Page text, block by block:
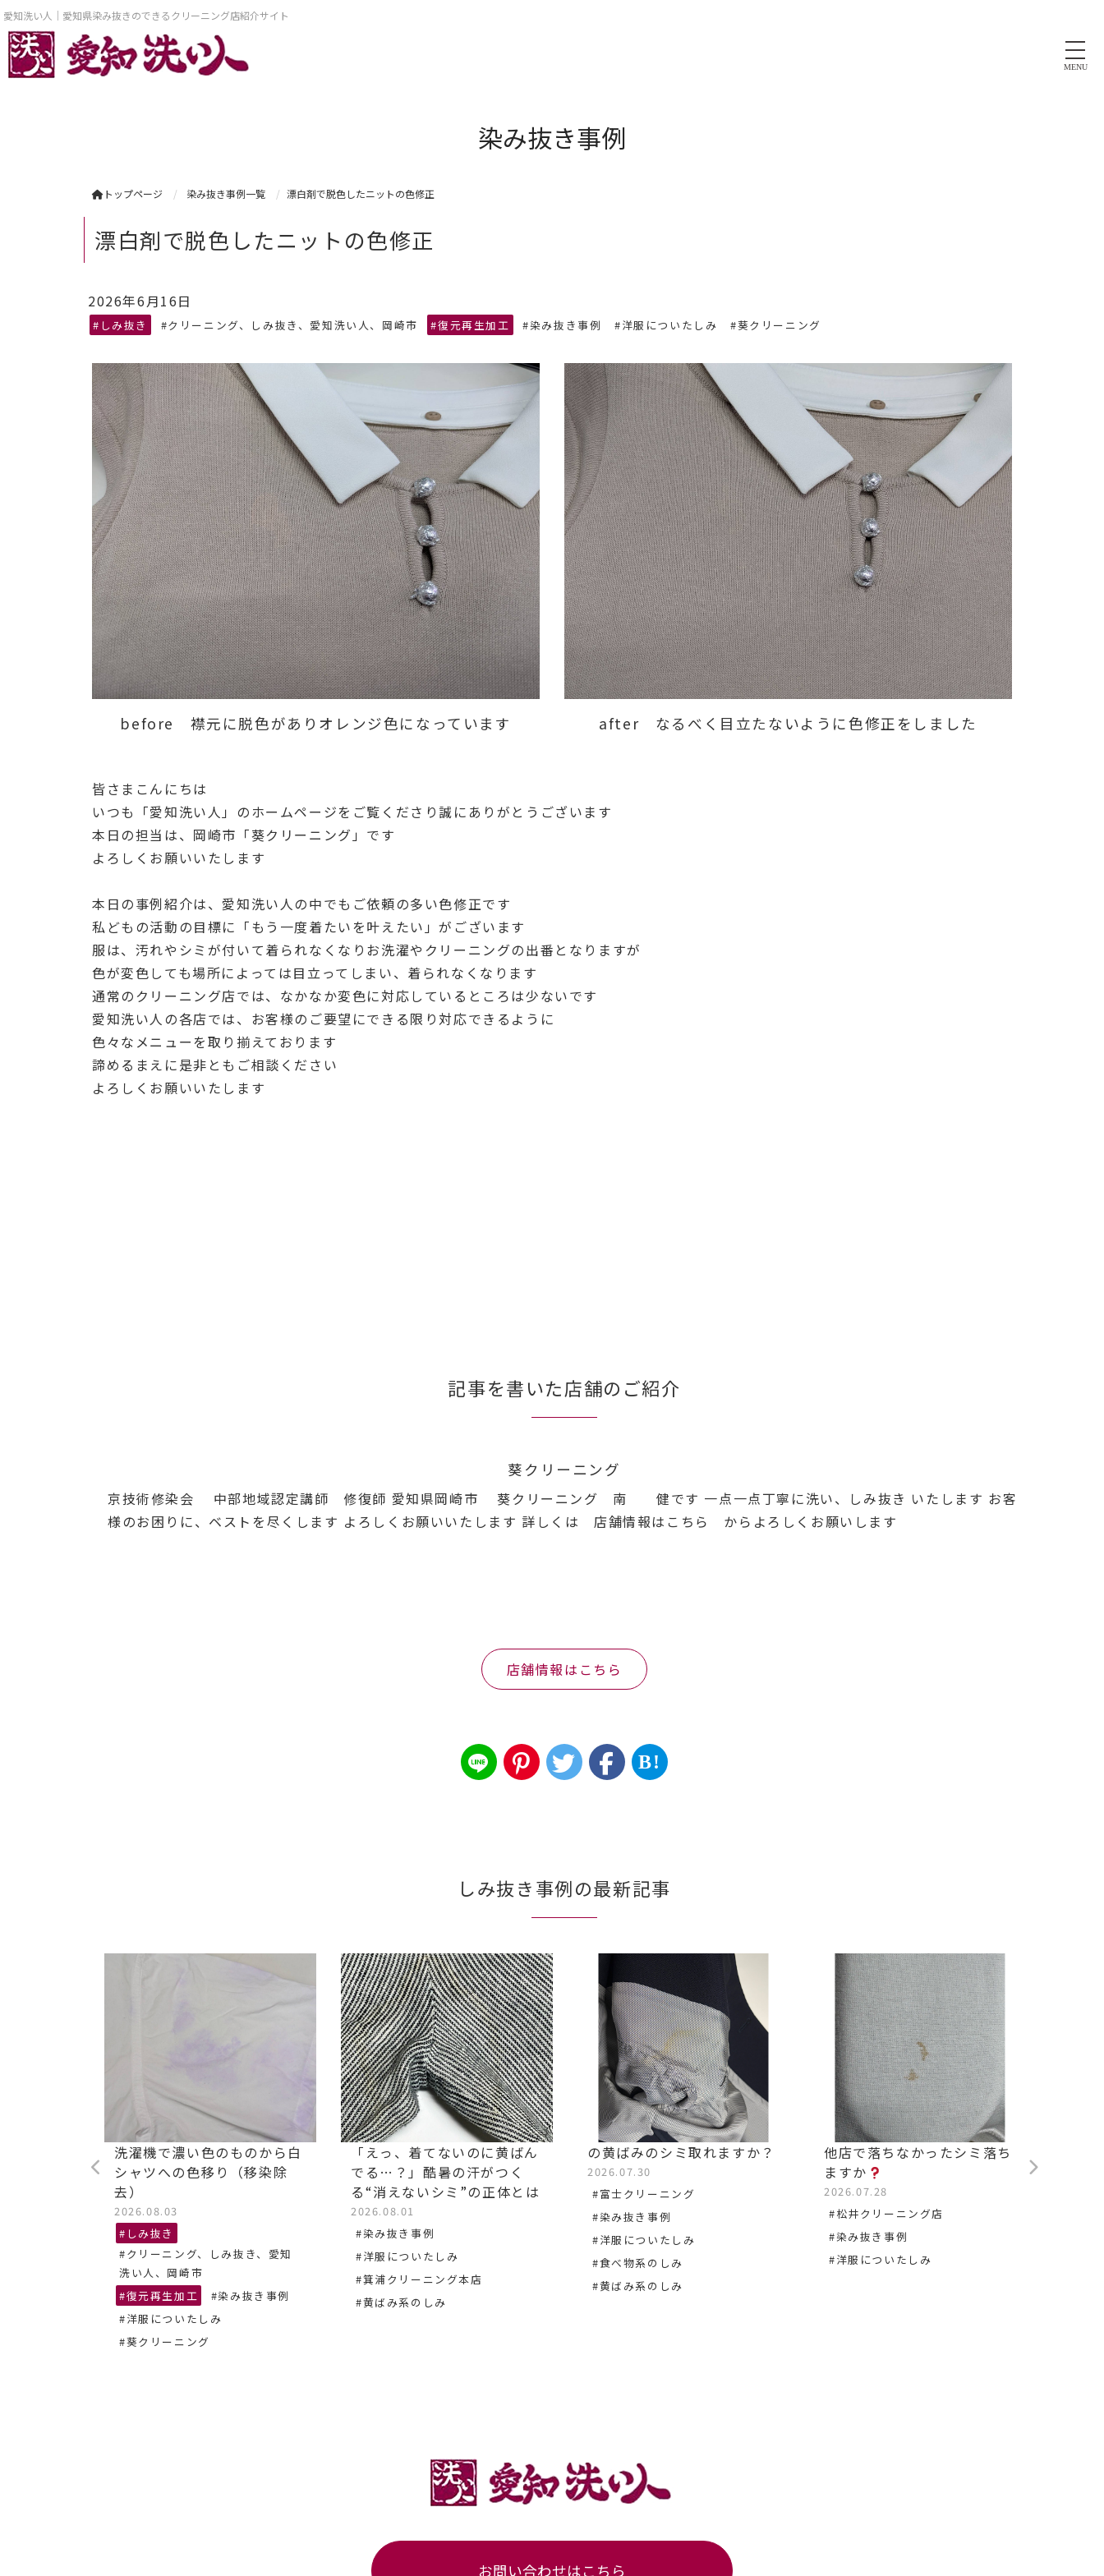
愛知洗い人｜愛知県染み抜きのできるクリーニング店紹介サイト
MENU
染み抜き事例
トップページ 染み抜き事例一覧 漂白剤で脱色したニットの色修正
漂白剤で脱色したニットの色修正
2026年6月16日
#しみ抜き #クリーニング、しみ抜き、愛知洗い人、岡崎市 #復元再生加工 #染み抜き事例 #洋服についたしみ #葵クリーニング
before 襟元に脱色がありオレンジ色になっています after なるべく目立たないように色修正をしました
皆さまこんにちは
いつも「愛知洗い人」のホームページをご覧くださり誠にありがとうございます
本日の担当は、岡崎市「葵クリーニング」です
よろしくお願いいたします
本日の事例紹介は、愛知洗い人の中でもご依頼の多い色修正です
私どもの活動の目標に「もう一度着たいを叶えたい」がございます
服は、汚れやシミが付いて着られなくなりお洗濯やクリーニングの出番となりますが
色が変色しても場所によっては目立ってしまい、着られなくなります
通常のクリーニング店では、なかなか変色に対応しているところは少ないです
愛知洗い人の各店では、お客様のご要望にできる限り対応できるように
色々なメニューを取り揃えております
諦めるまえに是非ともご相談ください
よろしくお願いいたします
記事を書いた店舗のご紹介
葵クリーニング
京技術修染会 中部地域認定講師 修復師 愛知県岡崎市 葵クリーニング 南 健です 一点一点丁寧に洗い、しみ抜き いたします お客
様のお困りに、ベストを尽くします よろしくお願いいたします 詳しくは 店舗情報はこちら からよろしくお願いします
店舗情報はこちら
B!
しみ抜き事例の最新記事
洗濯機で濃い色のものから白
シャツへの色移り（移染除
去）
2026.08.03
#しみ抜き
#クリーニング、しみ抜き、愛知
洗い人、岡崎市
#復元再生加工
#染み抜き事例
#洋服についたしみ
#葵クリーニング
「えっ、着てないのに黄ばん
でる…？」酷暑の汗がつく
る“消えないシミ”の正体とは
2026.08.01
#染み抜き事例
#洋服についたしみ
#箕浦クリーニング本店
#黄ばみ系のしみ
の黄ばみのシミ取れますか？
2026.07.30
#富士クリーニング
#染み抜き事例
#洋服についたしみ
#食べ物系のしみ
#黄ばみ系のしみ
他店で落ちなかったシミ落ち
ますか
2026.07.28
#松井クリーニング店
#染み抜き事例
#洋服についたしみ
お問い合わせはこちら